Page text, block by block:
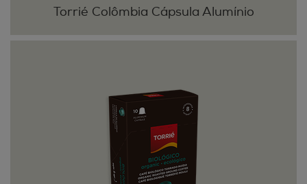
Torrié Colômbia Cápsula Alumínio